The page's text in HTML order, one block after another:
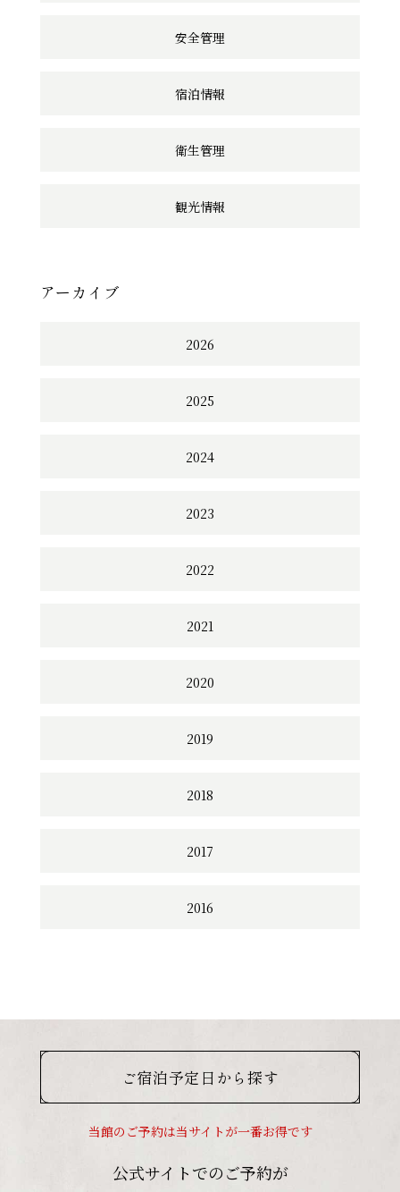
安全管理
宿泊情報
衛生管理
観光情報
アーカイブ
2026
2025
2024
2023
2022
2021
2020
2019
2018
2017
2016
ご宿泊予定日から探す
当館のご予約は当サイトが一番お得です
公式サイトでのご予約が